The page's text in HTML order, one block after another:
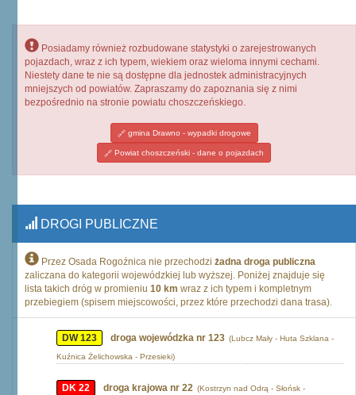
Posiadamy również rozbudowane statystyki o zarejestrowanych
pojazdach, wraz z ich typem, wiekiem oraz wieloma innymi cechami.
Niestety dane te nie są dostępne dla jednostek administracyjnych
mniejszych od powiatów. Zapraszamy do zapoznania się z nimi
bezpośrednio na stronie powiatu choszczeńskiego.
gmina Drawno - wypadki drogowe
Powiat choszczeński - dane o pojazdach
DROGI PUBLICZNE
Przez Osada Rogoźnica nie przechodzi żadna droga publiczna
zaliczana do kategorii wojewódzkiej lub wyższej. Poniżej znajduje się
lista takich dróg w promieniu 10 km wraz z ich typem i kompletnym
przebiegiem (spisem miejscowości, przez które przechodzi dana trasa).
DW 123 droga wojewódzka nr 123 (Lubcz Mały - Huta Szklana -
Kuźnica Żelichowska - Przesieki)
DK 22 droga krajowa nr 22 (Kostrzyn nad Odrą - Słońsk -